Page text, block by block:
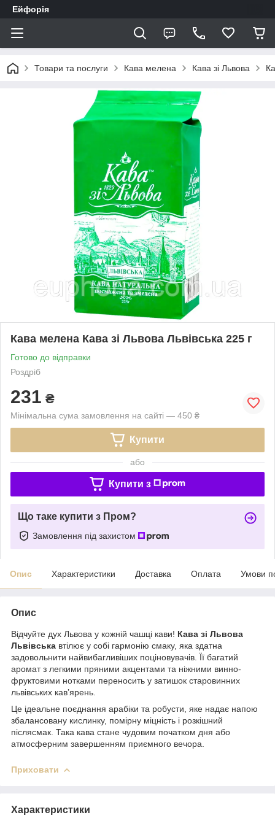
Ейфорія
Товари та послуги Кава мелена Кава зі Львова
Кава мелена Кава зі Львова Львівська 225 г
Готово до відправки
Роздріб
231 ₴
Мінімальна сума замовлення на сайті — 450 ₴
Купити
або
Купити з
Що таке купити з Пром?
Замовлення під захистом
Опис Характеристики Доставка Оплата Умови
Опис
Відчуйте дух Львова у кожній чашці кави! Кава зі Львова
Львівська втілює у собі гармонію смаку, яка здатна
задовольнити найвибагливіших поціновувачів. Її багатий
аромат з легкими пряними акцентами та ніжними винно-
фруктовими нотками переносить у затишок старовинних
львівських кав’ярень.
Це ідеальне поєднання арабіки та робусти, яке надає напою
збалансовану кислинку, помірну міцність і розкішний
післясмак. Така кава стане чудовим початком дня або
атмосферним завершенням приємного вечора.
Приховати
Характеристики